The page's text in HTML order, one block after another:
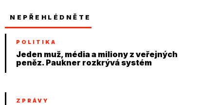
NEPŘEHLÉDNĚTE
POLITIKA
Jeden muž, média a miliony z veřejných
peněz. Paukner rozkrývá systém
ZPRÁVY